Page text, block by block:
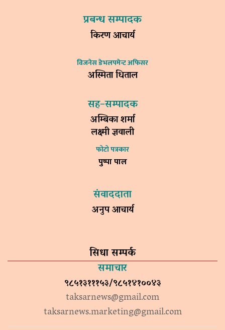
प्रबन्ध सम्पादक
किरण आचार्य
विजनेस डेभलपमेन्ट अफिसर
अस्मिता धिताल
सह–सम्पादक
अम्बिका शर्मा
लक्ष्मी ज्ञवाली
फोटो पत्रकार
पुष्पा पाल
संवाददाता
अनुप आचार्य
सिधा सम्पर्क
समाचार
९८५१३१११५३/९८५१४१००४३
taksarnews@gmail.com
taksarnews.marketing@gmail.com